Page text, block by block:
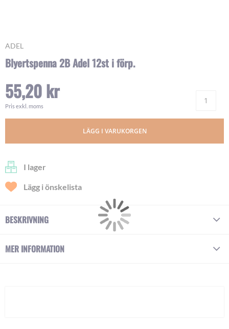
ADEL
Blyertspenna 2B Adel 12st i förp.
55,20 kr
Pris exkl. moms
LÄGG I VARUKORGEN
I lager
Lägg i önskelista
Skip
the
of
the
images
BESKRIVNING
MER INFORMATION